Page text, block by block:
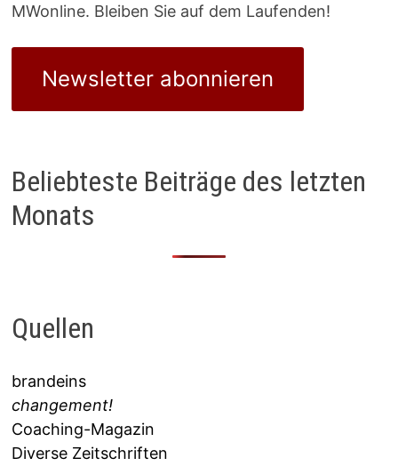
MWonline. Bleiben Sie auf dem Laufenden!
Newsletter abonnieren
Beliebteste Beiträge des letzten
Monats
Quellen
brandeins
changement!
Coaching-Magazin
Diverse Zeitschriften